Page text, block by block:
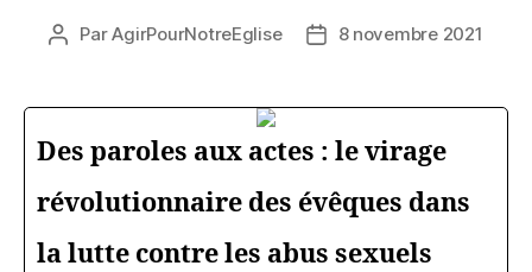
Auteur
ParAgirPourNotreEglise
Date8 novembre 2021
Des paroles aux actes : le virage
révolutionnaire des évêques dans
la lutte contre les abus sexuels